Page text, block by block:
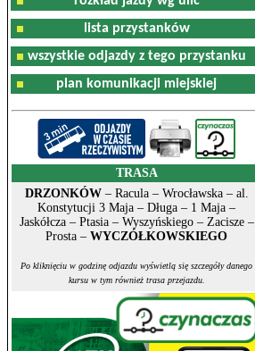
lista przystanków
wszystkie odjazdy z tego przystanku
plan komunikacji miejskiej
TRASA
DRZONKÓW– Racula – Wrocławska – al.
Konstytucji 3 Maja – Długa – 1 Maja –
Jaskółcza – Ptasia – Wyszyńskiego – Zacisze –
Prosta – WYCZÓŁKOWSKIEGO
Po kliknięciu w godzinę odjazdu wyświetlą się szczegóły danego
kursu w tym również trasa przejazdu.